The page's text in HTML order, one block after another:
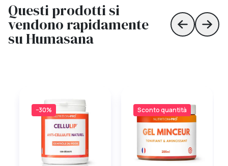
Questi prodotti si
vendono rapidamente
su Humasana Skip toSkip
−30% Sconto quantità